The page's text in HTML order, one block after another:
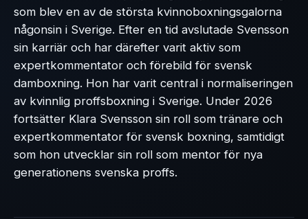
som blev en av de största kvinnoboxningsgalorna
någonsin i Sverige. Efter en tid avslutade Svensson
sin karriär och har därefter varit aktiv som
expertkommentator och förebild för svensk
damboxning. Hon har varit central i normaliseringen
av kvinnlig proffsboxning i Sverige. Under 2026
fortsätter Klara Svensson sin roll som tränare och
expertkommentator för svensk boxning, samtidigt
som hon utvecklar sin roll som mentor för nya
generationens svenska proffs.